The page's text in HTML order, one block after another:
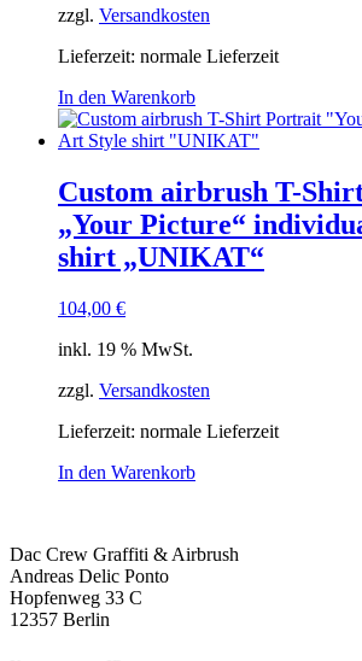
zzgl. Versandkosten
Lieferzeit: normale Lieferzeit
In den Warenkorb
Custom airbrush T-
„Your Picture“
shirt „UNIKAT“
104,00 €
inkl. 19 % MwSt.
zzgl. Versandkosten
Lieferzeit: normale Lieferzeit
In den Warenkorb
Dac Crew Graffiti & Airbrush
Andreas Delic Ponto
Hopfenweg 33 C
12357 Berlin